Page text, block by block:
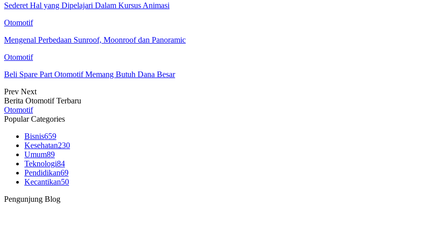
Sederet Hal yang Dipelajari Dalam Kursus Animasi
Otomotif
Mengenal Perbedaan Sunroof, Moonroof dan Panoramic
Otomotif
Beli Spare Part Otomotif Memang Butuh Dana Besar
Prev Next
Berita Otomotif Terbaru
Otomotif
Popular Categories
Bisnis659
Kesehatan230
Umum89
Teknologi84
Pendidikan69
Kecantikan50
Pengunjung Blog